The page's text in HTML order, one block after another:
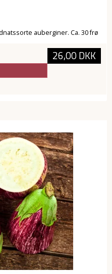
auberginer. Ca. 30 frø
26,00 DKK